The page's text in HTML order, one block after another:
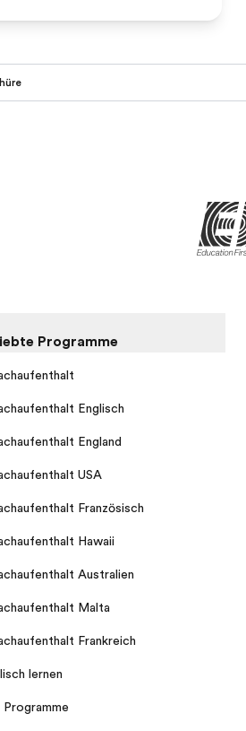
Programme
Englisch
England
USA
Französisch
Hawaii
Australien
Malta
Frankreich
lernen
Programme